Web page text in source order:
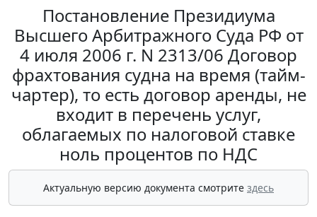
Постановление Президиума
Высшего Арбитражного Суда РФ от
4 июля 2006 г. N 2313/06 Договор
фрахтования судна на время (тайм-
чартер), то есть договор аренды, не
входит в перечень услуг,
облагаемых по налоговой ставке
ноль процентов по НДС
Актуальную версию документа смотрите здесь